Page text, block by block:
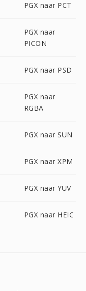
PGX naar PCT
PGX naar
PICON
PGX naar PSD
PGX naar
RGBA
PGX naar SUN
PGX naar XPM
PGX naar YUV
PGX naar HEIC